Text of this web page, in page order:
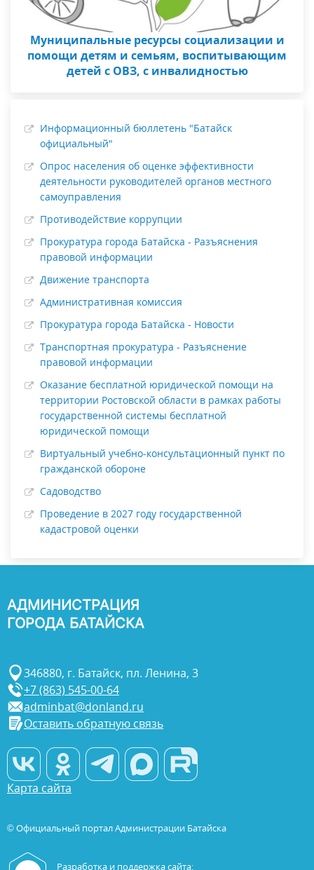
Муниципальные ресурсы социализации и
помощи детям и семьям, воспитывающим
детей с ОВЗ, с инвалидностью
Информационный бюллетень "Батайск
официальный"
Опрос населения об оценке эффективности
деятельности руководителей органов местного
самоуправления
Противодействие коррупции
Прокуратура города Батайска - Разъяснения
правовой информации
Движение транспорта
Административная комиссия
Прокуратура города Батайска - Новости
Транспортная прокуратура - Разъяснение
правовой информации
Оказание бесплатной юридической помощи на
территории Ростовской области в рамках работы
государственной системы бесплатной
юридической помощи
Виртуальный учебно-консультационный пункт по
гражданской обороне
Садоводство
Проведение в 2027 году государственной
кадастровой оценки
АДМИНИСТРАЦИЯ
ГОРОДА БАТАЙСКА
346880, г. Батайск, пл. Ленина, 3
+7 (863) 545-00-64
adminbat@donland.ru
Оставить обратную связь
Карта сайта
© Официальный портал Администрации Батайска
Разработка и поддержка сайта: